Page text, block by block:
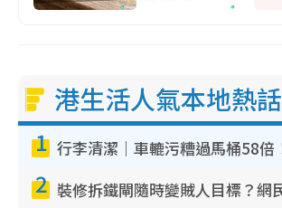
港生活人氣本地熱話
1
2